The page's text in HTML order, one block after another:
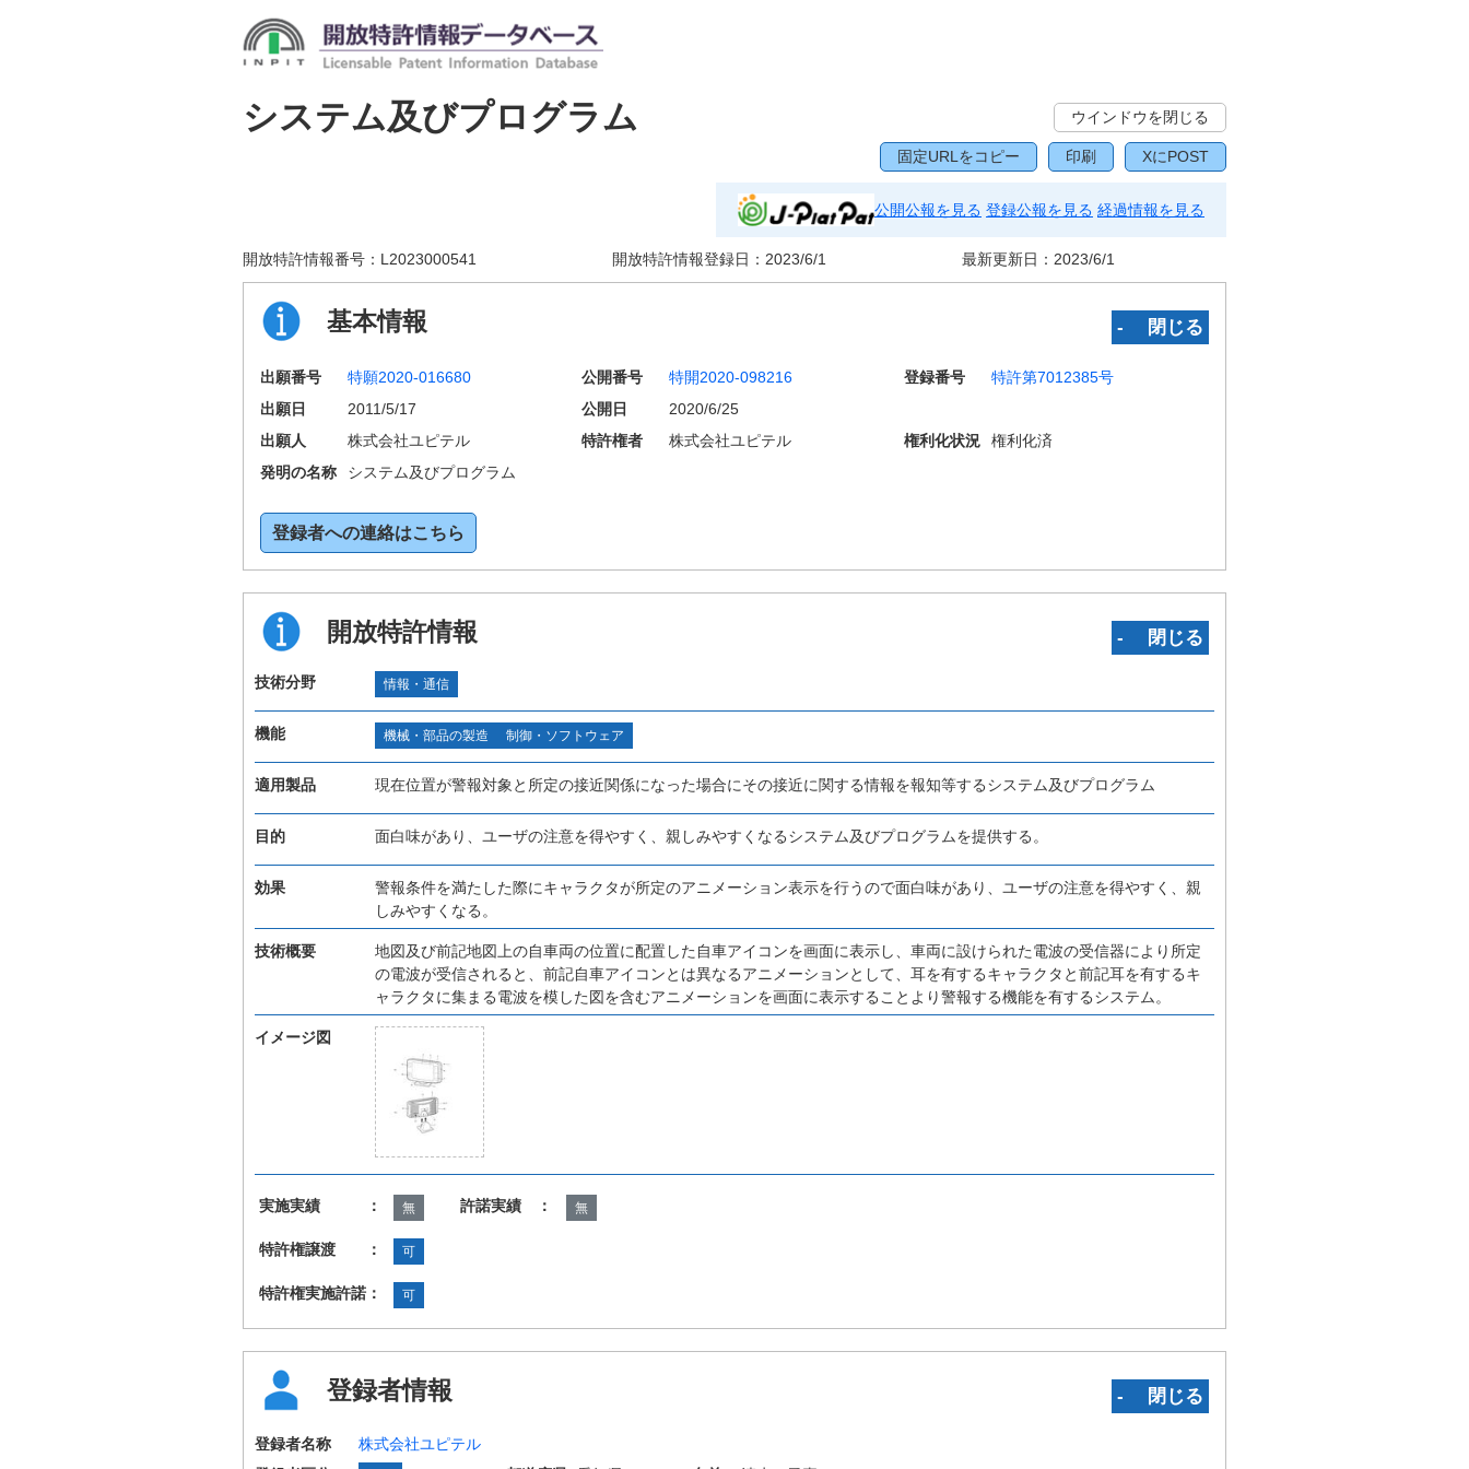
システム及びプログラム ウインドウを閉じる
固定URLをコピー 印刷 XにPOST
公開公報を見る 登録公報を見る 経過情報を見る
開放特許情報番号： L2023000541 開放特許情報登録日： 2023/6/1 最新更新日： 2023/6/1
基本情報 ‐ 閉じる
出願番号 特願2020-016680 公開番号 特開2020-098216 登録番号
特許第7012385号
出願日
2011/5/17 公開日
2020/6/25
出願人
株式会社ユピテル 特許権者 株式会社ユピテル 権利化状況
権利化済
発明の名称
システム及びプログラム
登録者への連絡はこちら
開放特許情報 ‐ 閉じる
技術分野 情報・通信
機能 機械・部品の製造 制御・ソフトウェア
適用製品 現在位置が警報対象と所定の接近関係になった場合にその接近に関する情報を報知等するシステム及びプログラム
目的 面白味があり、ユーザの注意を得やすく、親しみやすくなるシステム及びプログラムを提供する。
効果
警報条件を満たした際にキャラクタが所定のアニメーション表示を行うので面白味があり、ユーザの注意を得やすく、親
しみやすくなる。
技術概要
地図及び前記地図上の自車両の位置に配置した自車アイコンを画面に表示し、車両に設けられた電波の受信器により所定
の電波が受信されると、前記自車アイコンとは異なるアニメーションとして、耳を有するキャラクタと前記耳を有するキ
ャラクタに集まる電波を模した図を含むアニメーションを画面に表示することより警報する機能を有するシステム。
イメージ図
実施実績 ： 無 許諾実績 ： 無
特許権譲渡 ： 可
特許権実施許諾： 可
登録者情報 ‐ 閉じる
登録者名称
株式会社ユピテル